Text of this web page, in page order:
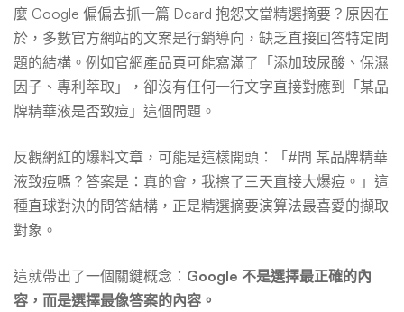
麼 Google 偏偏去抓一篇 Dcard 抱怨文當精選摘要？原因在
於，多數官方網站的文案是行銷導向，缺乏直接回答特定問
題的結構。例如官網產品頁可能寫滿了「添加玻尿酸、保濕
因子、專利萃取」，卻沒有任何一行文字直接對應到「某品
牌精華液是否致痘」這個問題。
反觀網紅的爆料文章，可能是這樣開頭：「#問 某品牌精華
液致痘嗎？答案是：真的會，我擦了三天直接大爆痘。」這
種直球對決的問答結構，正是精選摘要演算法最喜愛的擷取
對象。
這就帶出了一個關鍵概念： Google 不是選擇最正確的內
容，而是選擇最像答案的內容。